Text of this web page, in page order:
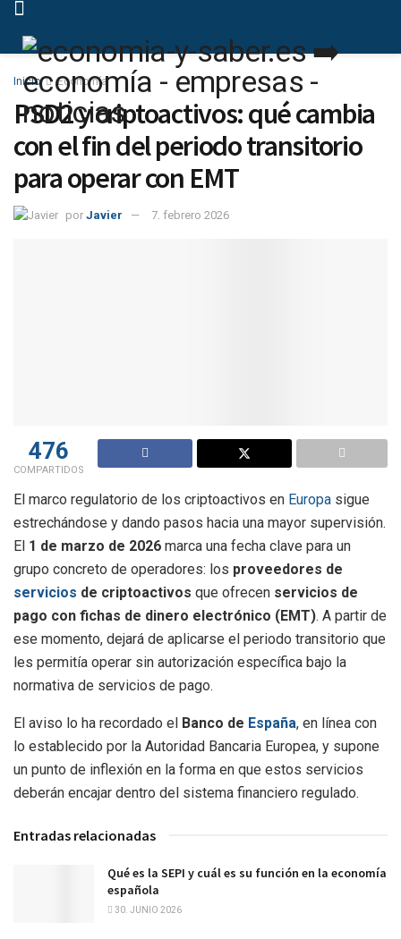
Inicio Economía
PSD2 y criptoactivos: qué cambia
con el fin del periodo transitorio
para operar con EMT
por Javier 7. febrero 2026
476
COMPARTIDOS
El marco regulatorio de los criptoactivos en Europa sigue
estrechándose y dando pasos hacia una mayor supervisión.
El 1 de marzo de 2026 marca una fecha clave para un
grupo concreto de operadores: los proveedores de
servicios de criptoactivos que ofrecen servicios de
pago con fichas de dinero electrónico (EMT). A partir de
ese momento, dejará de aplicarse el periodo transitorio que
les permitía operar sin autorización específica bajo la
normativa de servicios de pago.
El aviso lo ha recordado el Banco de España, en línea con
lo establecido por la Autoridad Bancaria Europea, y supone
un punto de inflexión en la forma en que estos servicios
deberán encajar dentro del sistema financiero regulado.
Entradas relacionadas
Qué es la SEPI y cuál es su función en la economía
española
30. JUNIO 2026